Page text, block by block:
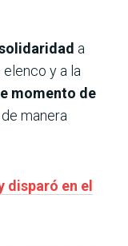
a
y a la
momento de
manera
disparó en el